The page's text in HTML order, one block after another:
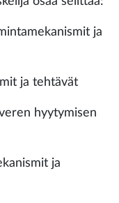
ja
ja tehtävät
hyytymisen
ja